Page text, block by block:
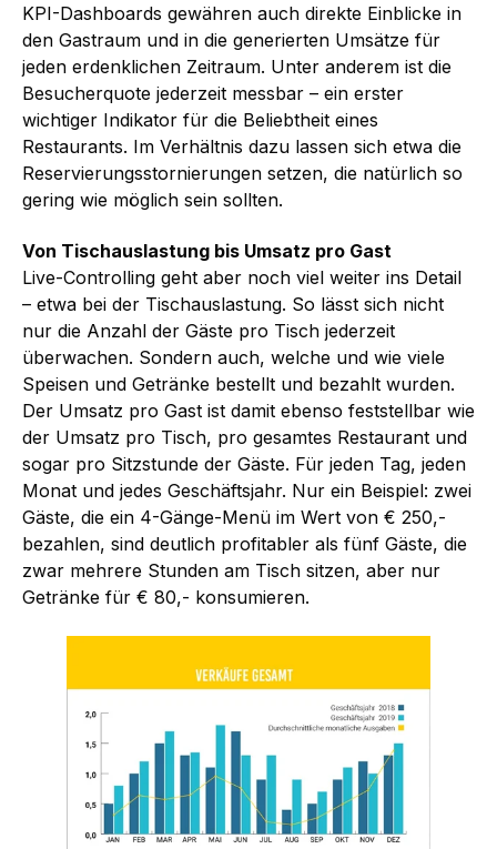
KPI-Dashboards gewähren auch direkte Einblicke in
den Gastraum und in die generierten Umsätze für
jeden erdenklichen Zeitraum. Unter anderem ist die
Besucherquote jederzeit messbar – ein erster
wichtiger Indikator für die Beliebtheit eines
Restaurants. Im Verhältnis dazu lassen sich etwa die
Reservierungsstornierungen setzen, die natürlich so
gering wie möglich sein sollten.
Von Tischauslastung bis Umsatz pro Gast
Live-Controlling geht aber noch viel weiter ins Detail
– etwa bei der Tischauslastung. So lässt sich nicht
nur die Anzahl der Gäste pro Tisch jederzeit
überwachen. Sondern auch, welche und wie viele
Speisen und Getränke bestellt und bezahlt wurden.
Der Umsatz pro Gast ist damit ebenso feststellbar wie
der Umsatz pro Tisch, pro gesamtes Restaurant und
sogar pro Sitzstunde der Gäste. Für jeden Tag, jeden
Monat und jedes Geschäftsjahr. Nur ein Beispiel: zwei
Gäste, die ein 4-Gänge-Menü im Wert von € 250,-
bezahlen, sind deutlich profitabler als fünf Gäste, die
zwar mehrere Stunden am Tisch sitzen, aber nur
Getränke für € 80,- konsumieren.